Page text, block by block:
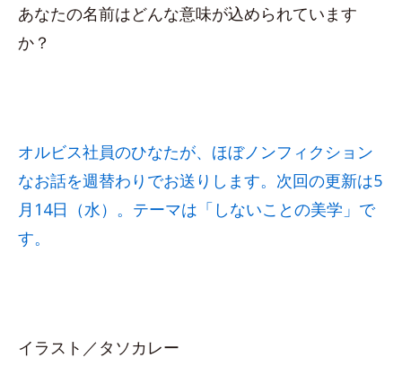
あなたの名前はどんな意味が込められています
か？
オルビス社員のひなたが、ほぼノンフィクション
なお話を週替わりでお送りします。次回の更新は5
月14日（水）。テーマは「しないことの美学」で
す。
イラスト／タソカレー